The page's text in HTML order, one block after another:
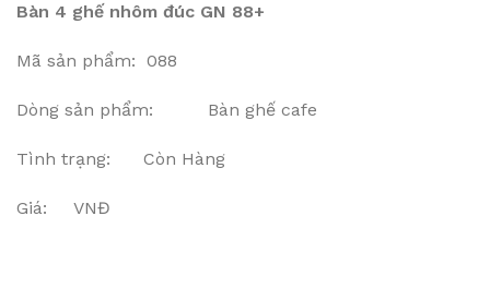
Bàn 4 ghế nhôm đúc GN 88+
Mã sản phẩm: 088
Dòng sản phẩm: Bàn ghế cafe
Tình trạng: Còn Hàng
Giá: VNĐ